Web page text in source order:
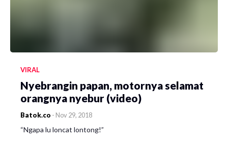
VIRAL
Nyebrangin papan, motornya selamat
orangnya nyebur (video)
Batok.co - Nov 29, 2018
“Ngapa lu loncat lontong!”